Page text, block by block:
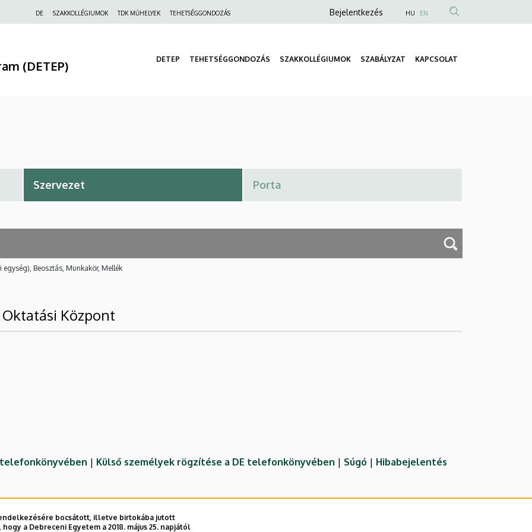
Felső
DE SZAKKOLLÉGIUMOK TDK MŰHELYEK TEHETSÉGGONDOZÁS
Anonim
menüje
Bejelentkezés HU EN
(DETEP) DETEP TEHETSÉGGONDOZÁS SZAKKOLLÉGIUMOK SZABÁLYZAT KAPCSOLAT
egység), Beosztás, Munkakör, Mellék
Oktatási Központ
| Külső személyek rögzítése a DE telefonkönyvében | Súgó | Hibabejelentés
bocsátott, illetve birtokába jutott
a Debreceni Egyetem a 2018. május 25. napjától